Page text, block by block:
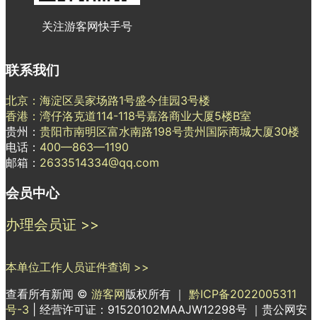
关注游客网快手号
联系我们
北京：海淀区吴家场路1号盛今佳园3号楼
香港：湾仔洛克道114-118号嘉洛商业大厦5楼B室
贵州： 贵阳市南明区富水南路198号贵州国际商城大厦30楼
电话： 400—863—1190
邮箱： 2633514334@qq.com
会员中心
办理会员证 >>
本单位工作人员证件查询 >>
查看所有新闻 © 游客网版权所有 ｜ 黔ICP备2022005311
号-3
| 经营许可证：91520102MAAJW12298号 ｜贵公网安